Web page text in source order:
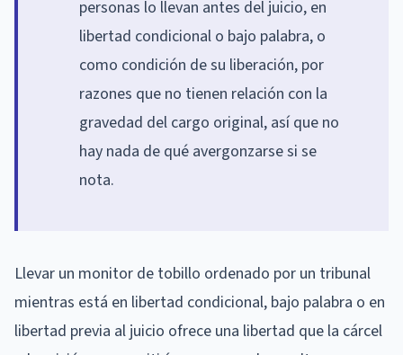
personas lo llevan antes del juicio, en
libertad condicional o bajo palabra, o
como condición de su liberación, por
razones que no tienen relación con la
gravedad del cargo original, así que no
hay nada de qué avergonzarse si se
nota.
Llevar un monitor de tobillo ordenado por un tribunal
mientras está en libertad condicional, bajo palabra o en
libertad previa al juicio ofrece una libertad que la cárcel